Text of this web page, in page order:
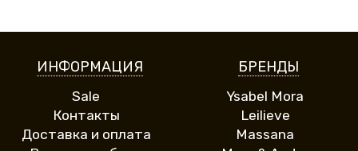
ИНФОРМАЦИЯ
Sale
Контакты
Доставка и оплата
БРЕНДЫ
Ysabel Mora
Leilieve
Massana